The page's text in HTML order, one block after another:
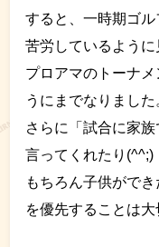
すると、一時期ゴ
苦労しているように
プロアマのトーナ
うにまでなりました
さらに「試合に家
言ってくれたり(^^;)
もちろん子供がで
を優先することは大